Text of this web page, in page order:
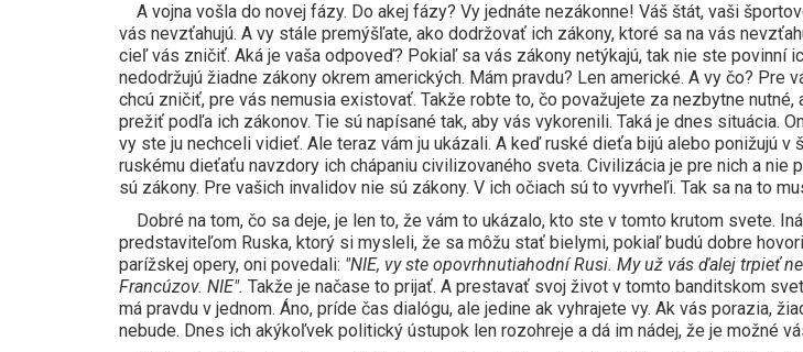
A vojna vošla do novej fázy. Do akej fázy? Vy jednáte nezákonne! Váš štát, vaši
vás nevzťahujú. A vy stále premýšľate, ako dodržovať ich zákony, ktoré sa na vás
cieľ vás zničiť. Aká je vaša odpoveď? Pokiaľ sa vás zákony netýkajú, tak nie ste povinní
nedodržujú žiadne zákony okrem amerických. Mám pravdu? Len americké. A vy čo?
chcú zničiť, pre vás nemusia existovať. Takže robte to, čo považujete za nezbytne
prežiť podľa ich zákonov. Tie sú napísané tak, aby vás vykorenili. Taká je dnes situácia.
vy ste ju nechceli vidieť. Ale teraz vám ju ukázali. A keď ruské dieťa bijú alebo ponižujú
ruskému dieťaťu navzdory ich chápaniu civilizovaného sveta. Civilizácia je pre nich a nie
sú zákony. Pre vašich invalidov nie sú zákony. V ich očiach sú to vyvrheľi. Tak sa na to
Dobré na tom, čo sa deje, je len to, že vám to ukázalo, kto ste v tomto krutom svete.
predstaviteľom Ruska, ktorý si mysleli, že sa môžu stať bielymi, pokiaľ budú dobre
parížskej opery, oni povedali: "NIE, vy ste opovrhnutiahodní Rusi. My už vás ďalej trpieť
Francúzov. NIE". Takže je načase to prijať. A prestavať svoj život v tomto banditskom
má pravdu v jednom. Áno, príde čas dialógu, ale jedine ak vyhrajete vy. Ak vás porazia,
nebude. Dnes ich akýkoľvek politický ústupok len rozohreje a dá im nádej, že je možné